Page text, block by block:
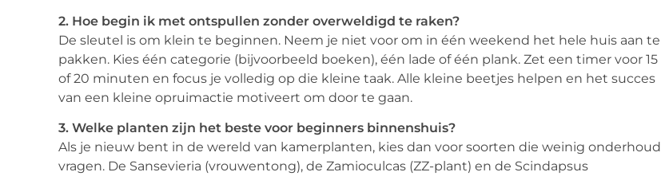
2. Hoe begin ik met ontspullen zonder overweldigd te raken?
De sleutel is om klein te beginnen. Neem je niet voor om in één weekend het hele huis aan te
pakken. Kies één categorie (bijvoorbeeld boeken), één lade of één plank. Zet een timer voor 15
of 20 minuten en focus je volledig op die kleine taak. Alle kleine beetjes helpen en het succes
van een kleine opruimactie motiveert om door te gaan.
3. Welke planten zijn het beste voor beginners binnenshuis?
Als je nieuw bent in de wereld van kamerplanten, kies dan voor soorten die weinig onderhoud
vragen. De Sansevieria (vrouwentong), de Zamioculcas (ZZ-plant) en de Scindapsus